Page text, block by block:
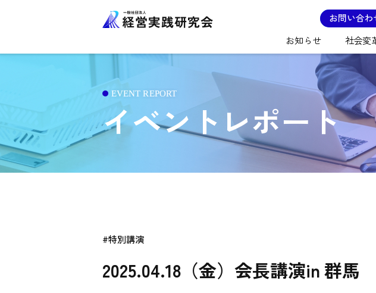
お問い合わ
お知らせ
社会変
イベントレポート
#特別講演
2025.04.18（金）会長講演in 群馬